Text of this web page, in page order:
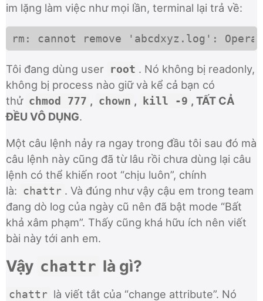
im lặng làm việc như mọi lần, terminal lại trả về:
rm: cannot remove 'abcdxyz.log':
Tôi đang dùng user root . Nó không bị readonly,
không bị process nào giữ và kể cả bạn có
thử chmod 777 , chown , kill -9 , TẤT CẢ
ĐỀU VÔ DỤNG.
Một câu lệnh nảy ra ngay trong đầu tôi sau đó mà
câu lệnh này cũng đã từ lâu rồi chưa dùng lại câu
lệnh có thể khiến root “chịu luôn”, chính
là: chattr . Và đúng như vậy cậu em trong team
đang dò log của ngày cũ nên đã bật mode “Bất
khả xâm phạm”. Thấy cũng khá hữu ích nên viết
bài này tới anh em.
Vậy chattr là gì?
chattr là viết tắt của “change attribute”. Nó